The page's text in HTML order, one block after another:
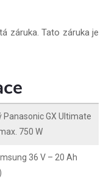
záruka. Tato záruka je
Panasonic GX Ultimate
750 W
36 V – 20 Ah